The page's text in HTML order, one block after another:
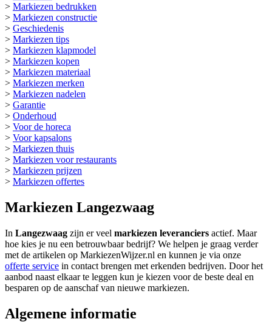
> Markiezen bedrukken
> Markiezen constructie
> Geschiedenis
> Markiezen tips
> Markiezen klapmodel
> Markiezen kopen
> Markiezen materiaal
> Markiezen merken
> Markiezen nadelen
> Garantie
> Onderhoud
> Voor de horeca
> Voor kapsalons
> Markiezen thuis
> Markiezen voor restaurants
> Markiezen prijzen
> Markiezen offertes
Markiezen Langezwaag
In Langezwaag zijn er veel markiezen leveranciers actief. Maar
hoe kies je nu een betrouwbaar bedrijf? We helpen je graag verder
met de artikelen op MarkiezenWijzer.nl en kunnen je via onze
offerte service in contact brengen met erkenden bedrijven. Door het
aanbod naast elkaar te leggen kun je kiezen voor de beste deal en
besparen op de aanschaf van nieuwe markiezen.
Algemene informatie